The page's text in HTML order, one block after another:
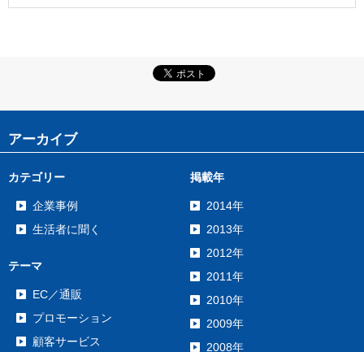
アーカイブ
カテゴリー
企業事例
生活者に聞く
テーマ
EC／通販
プロモーション
顧客サービス
掲載年
2014年
2013年
2012年
2011年
2010年
2009年
2008年